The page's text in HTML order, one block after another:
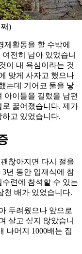
)
제활동을 할 수밖에
전히 남아 있었습니
이 내 욕심이라는 것
맞게 사자고 했으나
는데 기어코 둘을 낳
아이들을 길렀을 남편
꿇어졌습니다. 제가
고 있었습니다.
찮아지면 다시 절을
년 동안 입재식에 참
련에 참석할 수 있는
천 배가 있었습니다.
두려웠으나 앞으로
살고 싶지 않았습니
나머지 1000배는 집